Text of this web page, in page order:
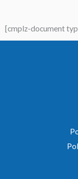
[cmplz-document